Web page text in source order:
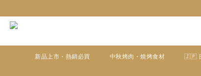
新品上市・熱銷必買 中秋烤肉・燒烤食材 🇯🇵